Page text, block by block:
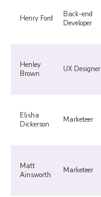
Henry Ford
Back-end
Developer
Henley
Brown
UX Designer
Elisha
Dickerson
Marketeer
Matt
Ainsworth
Marketeer